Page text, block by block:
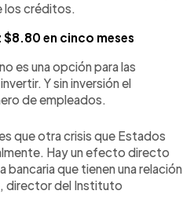
los créditos.
en cinco meses
es una opción para las
Y sin inversión el
de empleados.
que otra crisis que Estados
Hay un efecto directo
que tienen una relación
director del Instituto